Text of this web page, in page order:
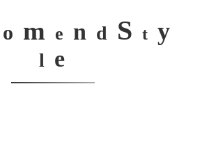
o m e n d S t y
l e